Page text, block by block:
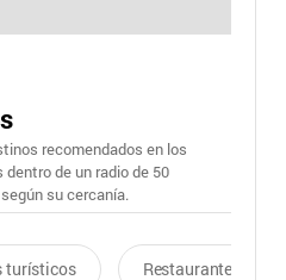
recomendados en los
de un radio de 50
su cercanía.
turísticos Restaurantes